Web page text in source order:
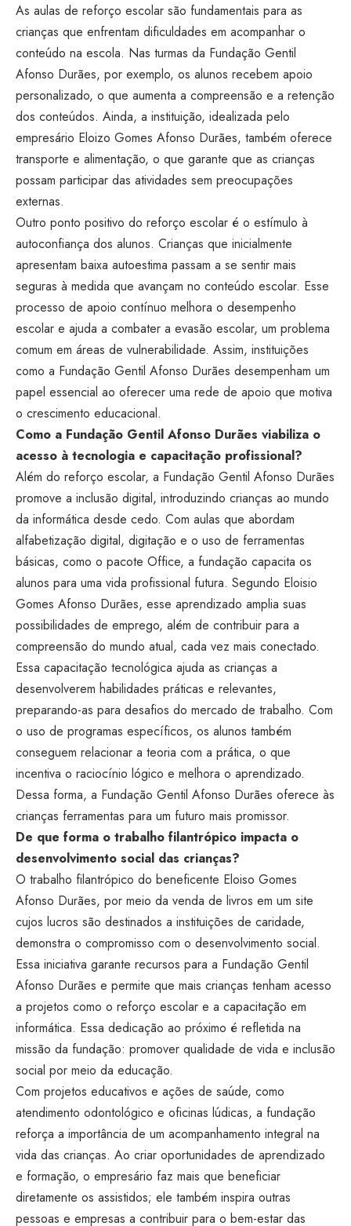
As aulas de reforço escolar são fundamentais para as
crianças que enfrentam dificuldades em acompanhar o
conteúdo na escola. Nas turmas da Fundação Gentil
Afonso Durães, por exemplo, os alunos recebem apoio
personalizado, o que aumenta a compreensão e a retenção
dos conteúdos. Ainda, a instituição, idealizada pelo
empresário Eloizo Gomes Afonso Durães, também oferece
transporte e alimentação, o que garante que as crianças
possam participar das atividades sem preocupações
externas.
Outro ponto positivo do reforço escolar é o estímulo à
autoconfiança dos alunos. Crianças que inicialmente
apresentam baixa autoestima passam a se sentir mais
seguras à medida que avançam no conteúdo escolar. Esse
processo de apoio contínuo melhora o desempenho
escolar e ajuda a combater a evasão escolar, um problema
comum em áreas de vulnerabilidade. Assim, instituições
como a Fundação Gentil Afonso Durães desempenham um
papel essencial ao oferecer uma rede de apoio que motiva
o crescimento educacional.
Como a Fundação Gentil Afonso Durães viabiliza o
acesso à tecnologia e capacitação profissional?
Além do reforço escolar, a Fundação Gentil Afonso Durães
promove a inclusão digital, introduzindo crianças ao mundo
da informática desde cedo. Com aulas que abordam
alfabetização digital, digitação e o uso de ferramentas
básicas, como o pacote Office, a fundação capacita os
alunos para uma vida profissional futura. Segundo Eloisio
Gomes Afonso Durães, esse aprendizado amplia suas
possibilidades de emprego, além de contribuir para a
compreensão do mundo atual, cada vez mais conectado.
Essa capacitação tecnológica ajuda as crianças a
desenvolverem habilidades práticas e relevantes,
preparando-as para desafios do mercado de trabalho. Com
o uso de programas específicos, os alunos também
conseguem relacionar a teoria com a prática, o que
incentiva o raciocínio lógico e melhora o aprendizado.
Dessa forma, a Fundação Gentil Afonso Durães oferece às
crianças ferramentas para um futuro mais promissor.
De que forma o trabalho filantrópico impacta o
desenvolvimento social das crianças?
O trabalho filantrópico do beneficente Eloiso Gomes
Afonso Durães, por meio da venda de livros em um site
cujos lucros são destinados a instituições de caridade,
demonstra o compromisso com o desenvolvimento social.
Essa iniciativa garante recursos para a Fundação Gentil
Afonso Durães e permite que mais crianças tenham acesso
a projetos como o reforço escolar e a capacitação em
informática. Essa dedicação ao próximo é refletida na
missão da fundação: promover qualidade de vida e inclusão
social por meio da educação.
Com projetos educativos e ações de saúde, como
atendimento odontológico e oficinas lúdicas, a fundação
reforça a importância de um acompanhamento integral na
vida das crianças. Ao criar oportunidades de aprendizado
e formação, o empresário faz mais que beneficiar
diretamente os assistidos; ele também inspira outras
pessoas e empresas a contribuir para o bem-estar das